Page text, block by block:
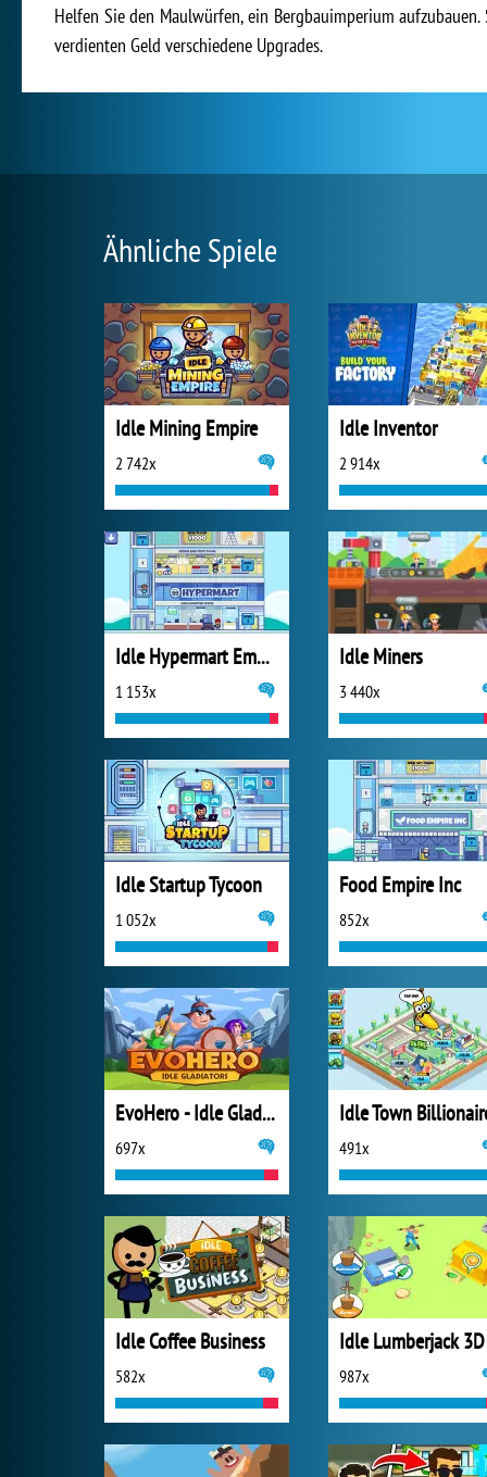
Helfen Sie den Maulwürfen, ein Bergbauimperium
verdienten Geld verschiedene Upgrades.
Ähnliche Spiele
Idle Mining Empire
2 742x
Idle Inventor
2 914x
Idle Hypermart Empire
1 153x
Idle Miners
3 440x
Idle Startup Tycoon
1 052x
Food Empire Inc
852x
EvoHero - Idle Gladiators
697x
Idle Town
491x
Idle Coffee Business
582x
Idle Lumberjack 3D
987x